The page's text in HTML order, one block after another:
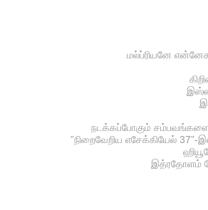
மல்ப்ரியனே
நடக்கப்போகும் சம்பவங்களை
”நிறைவேறிய எசேக்கியேல் 37”-
இத்ரதோளம்